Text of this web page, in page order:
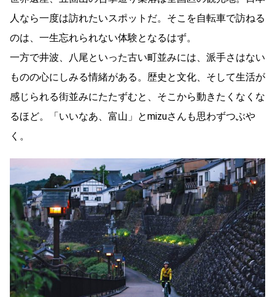
人なら一度は訪れたいスポットだ。そこを自転車で訪ねる
のは、一生忘れられない体験となるはず。
一方で井波、八尾といった古い町並みには、派手さはない
ものの心にしみる情緒がある。歴史と文化、そして生活が
感じられる街並みにたたずむと、そこから動きたくなくな
るほど。「いいなあ、富山」とmizuさんも思わずつぶや
く。